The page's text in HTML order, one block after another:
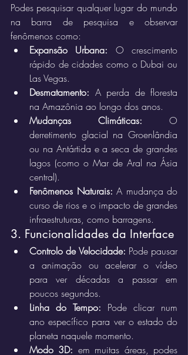
Podes pesquisar qualquer lugar do mundo
na barra de pesquisa e observar
fenômenos como:
Expansão Urbana: O crescimento
rápido de cidades como o Dubai ou
Las Vegas.
Desmatamento: A perda de floresta
na Amazônia ao longo dos anos.
Mudanças Climáticas: O
derretimento glacial na Groenlândia
ou na Antártida e a seca de grandes
lagos (como o Mar de Aral na Ásia
central).
Fenômenos Naturais: A mudança do
curso de rios e o impacto de grandes
infraestruturas, como barragens.
3. Funcionalidades da Interface
Controlo de Velocidade: Pode pausar
a animação ou acelerar o vídeo
para ver décadas a passar em
poucos segundos.
Linha do Tempo: Pode clicar num
ano específico para ver o estado do
planeta naquele momento.
Modo 3D: em muitas áreas, podes